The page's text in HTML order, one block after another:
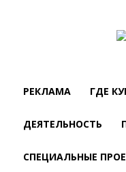
РЕКЛАМА ГДЕ
ДЕЯТЕЛЬНОСТЬ
СПЕЦИАЛЬНЫЕ